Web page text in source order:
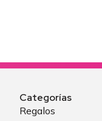
Categorías
Regalos